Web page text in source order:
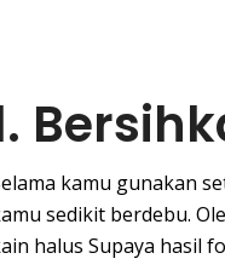
kamu gunakan
sedikit berdebu.
halus Supaya hasil